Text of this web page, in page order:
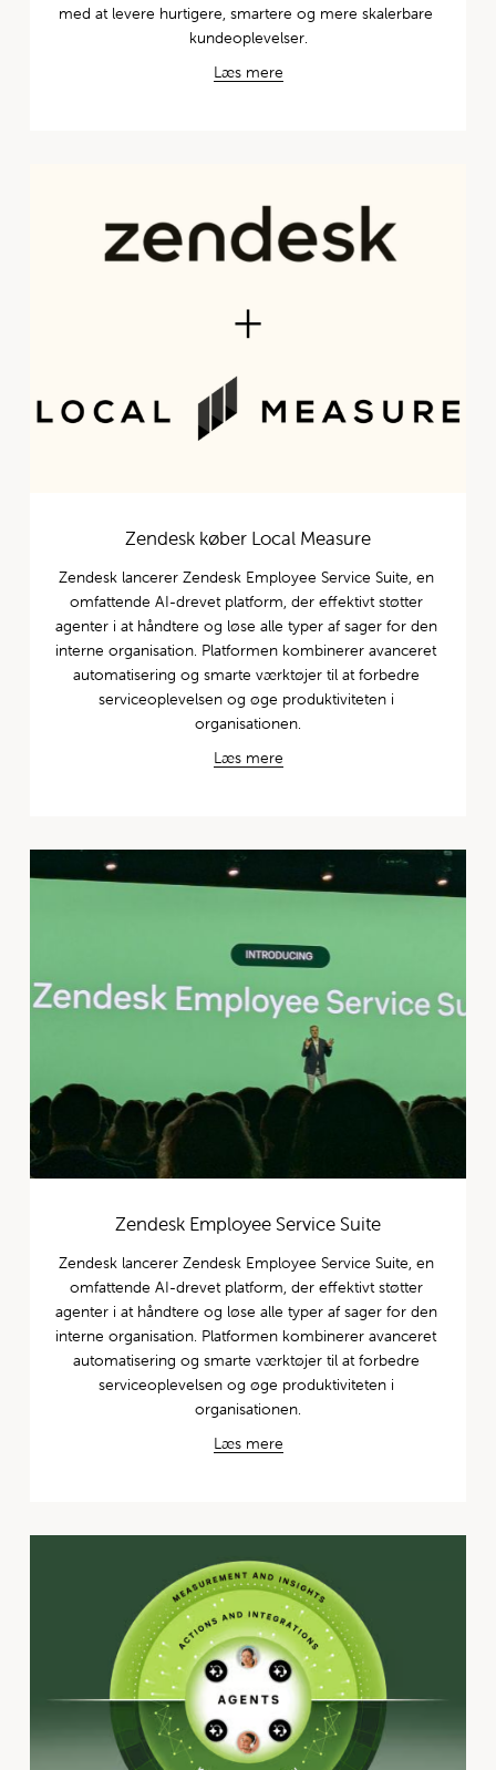
med at levere hurtigere, smartere og mere skalerbare
kundeoplevelser.
Læs mere
Zendesk køber Local Measure
Zendesk lancerer Zendesk Employee Service Suite, en
omfattende AI-drevet platform, der effektivt støtter
agenter i at håndtere og løse alle typer af sager for den
interne organisation. Platformen kombinerer avanceret
automatisering og smarte værktøjer til at forbedre
serviceoplevelsen og øge produktiviteten i
organisationen.
Læs mere
Zendesk Employee Service Suite
Zendesk lancerer Zendesk Employee Service Suite, en
omfattende AI-drevet platform, der effektivt støtter
agenter i at håndtere og løse alle typer af sager for den
interne organisation. Platformen kombinerer avanceret
automatisering og smarte værktøjer til at forbedre
serviceoplevelsen og øge produktiviteten i
organisationen.
Læs mere